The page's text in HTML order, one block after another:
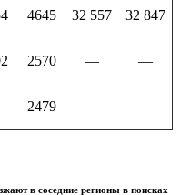
4645 32 557 32 847
2570 — —
2479 — —
в соседние регионы в поисках